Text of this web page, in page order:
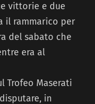
vittorie e due
il rammarico per
del sabato che
era al
Trofeo Maserati
in